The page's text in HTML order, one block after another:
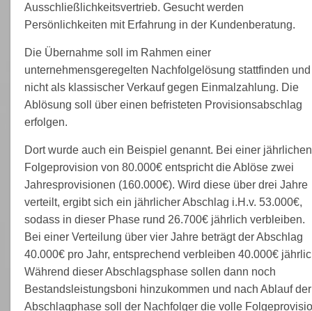
Ausschließlichkeitsvertrieb. Gesucht werden
Persönlichkeiten mit Erfahrung in der Kundenberatung.
Die Übernahme soll im Rahmen einer
unternehmensgeregelten Nachfolgelösung stattfinden und
nicht als klassischer Verkauf gegen Einmalzahlung. Die
Ablösung soll über einen befristeten Provisionsabschlag
erfolgen.
Dort wurde auch ein Beispiel genannt. Bei einer jährlichen
Folgeprovision von 80.000€ entspricht die Ablöse zwei
Jahresprovisionen (160.000€). Wird diese über drei Jahre
verteilt, ergibt sich ein jährlicher Abschlag i.H.v. 53.000€,
sodass in dieser Phase rund 26.700€ jährlich verbleiben.
Bei einer Verteilung über vier Jahre beträgt der Abschlag
40.000€ pro Jahr, entsprechend verbleiben 40.000€
Während dieser Abschlagsphase sollen dann noch
Bestandsleistungsboni hinzukommen und nach Ablauf der
Abschlagphase soll der Nachfolger die volle